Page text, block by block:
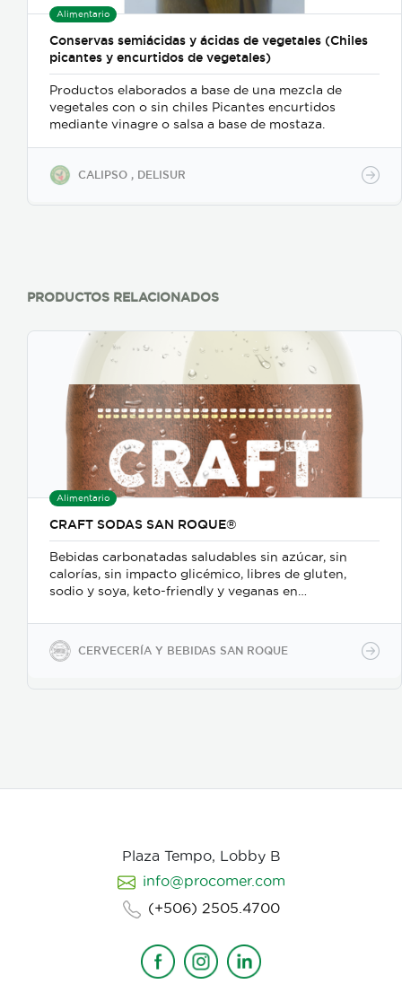
Alimentario
Conservas semiácidas y ácidas de vegetales (Chiles
picantes y encurtidos de vegetales)
Productos elaborados a base de una mezcla de
vegetales con o sin chiles Picantes encurtidos
mediante vinagre o salsa a base de mostaza.
CALIPSO , DELISUR
PRODUCTOS RELACIONADOS
Alimentario
CRAFT SODAS SAN ROQUE®
Bebidas carbonatadas saludables sin azúcar, sin
calorías, sin impacto glicémico, libres de gluten,
sodio y soya, keto-friendly y veganas en
en PET.
CERVECERÍA Y BEBIDAS SAN ROQUE
Plaza Tempo, Lobby B
info@procomer.com
(+506) 2505.4700